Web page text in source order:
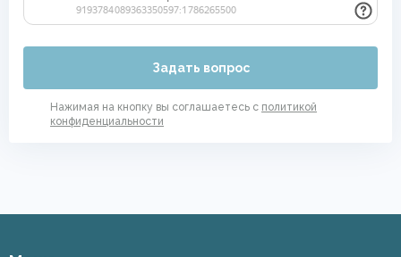
Задать вопрос
Нажимая на кнопку вы соглашаетесь с политикой
конфиденциальности